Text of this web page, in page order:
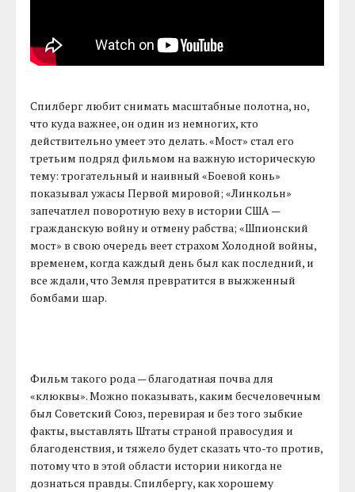
Спилберг любит снимать масштабные полотна, но,
что куда важнее, он один из немногих, кто
действительно умеет это делать. «Мост» стал его
третьим подряд фильмом на важную историческую
тему: трогательный и наивный «Боевой конь»
показывал ужасы Первой мировой; «Линкольн»
запечатлел поворотную веху в истории США —
гражданскую войну и отмену рабства; «Шпионский
мост» в свою очередь веет страхом Холодной войны,
временем, когда каждый день был как последний, и
все ждали, что Земля превратится в выжженный
бомбами шар.
Фильм такого рода — благодатная почва для
«клюквы». Можно показывать, каким бесчеловечным
был Советский Союз, перевирая и без того зыбкие
факты, выставлять Штаты страной правосудия и
благоденствия, и тяжело будет сказать что-то против,
потому что в этой области истории никогда не
дознаться правды. Спилбергу, как хорошему